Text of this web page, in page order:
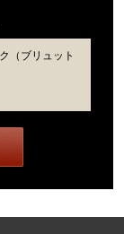
（ブリュット